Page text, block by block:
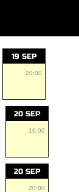
19 SEP
20:00
20 SEP
16:00
20 SEP
20:00